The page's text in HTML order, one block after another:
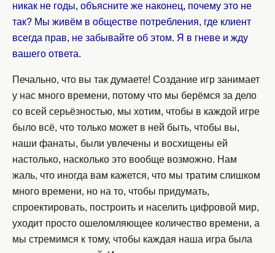
никак не годы, объясните же наконец, почему это не
так? Мы живём в обществе потребления, где клиент
всегда прав, не забывайте об этом. Я в гневе и жду
вашего ответа.
Печально, что вы так думаете! Создание игр занимает
у нас много времени, потому что мы берёмся за дело
со всей серьёзностью, мы хотим, чтобы в каждой игре
было всё, что только может в ней быть, чтобы вы,
наши фанаты, были увлечены и восхищены ей
настолько, насколько это вообще возможно. Нам
жаль, что иногда вам кажется, что мы тратим слишком
много времени, но на то, чтобы придумать,
спроектировать, построить и населить цифровой мир,
уходит просто ошеломляющее количество времени, а
мы стремимся к тому, чтобы каждая наша игра была